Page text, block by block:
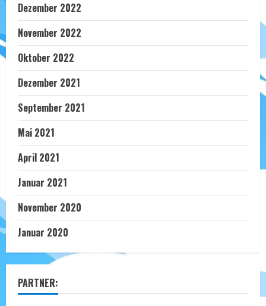
Dezember 2022
November 2022
Oktober 2022
Dezember 2021
September 2021
Mai 2021
April 2021
Januar 2021
November 2020
Januar 2020
PARTNER: